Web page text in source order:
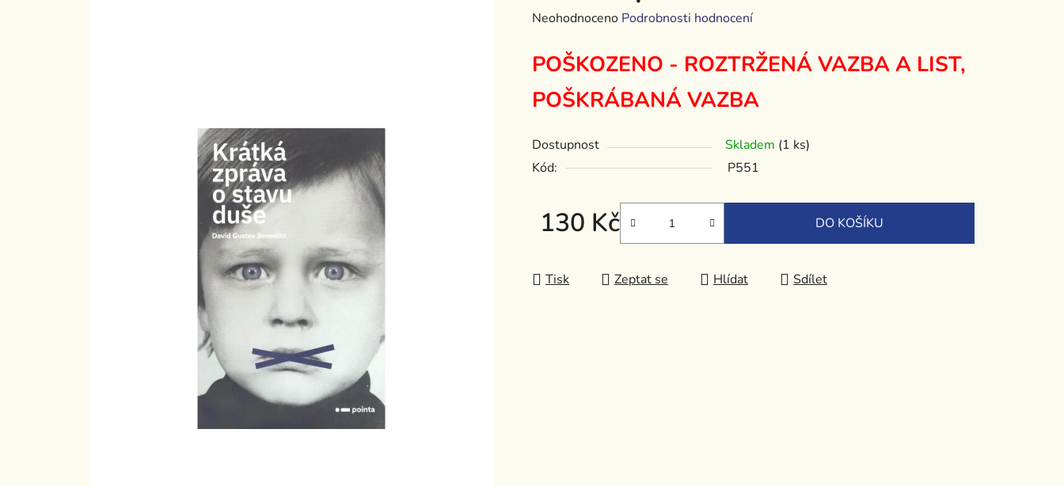
Průměrné
produktu
0,0
5
hvězdiček.
Neohodnoceno Podrobnosti hodnocení
POŠKOZENO - ROZTRŽENÁ VAZBA A LIST,
POŠKRÁBANÁ VAZBA
Dostupnost Skladem (1 ks)
Kód:
P551
130 Kč DO KOŠÍKU
Tisk Zeptat se Hlídat Sdílet